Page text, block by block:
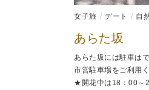
女子旅 デート 自
あらた坂
あらた坂には駐車は
市営駐車場をご利用
★開花中は18：00～